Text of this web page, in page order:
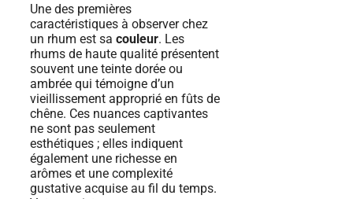
Une des premières
caractéristiques à observer chez
un rhum est sa couleur. Les
rhums de haute qualité présentent
souvent une teinte dorée ou
ambrée qui témoigne d’un
vieillissement approprié en fûts de
chêne. Ces nuances captivantes
ne sont pas seulement
esthétiques ; elles indiquent
également une richesse en
arômes et une complexité
gustative acquise au fil du temps.